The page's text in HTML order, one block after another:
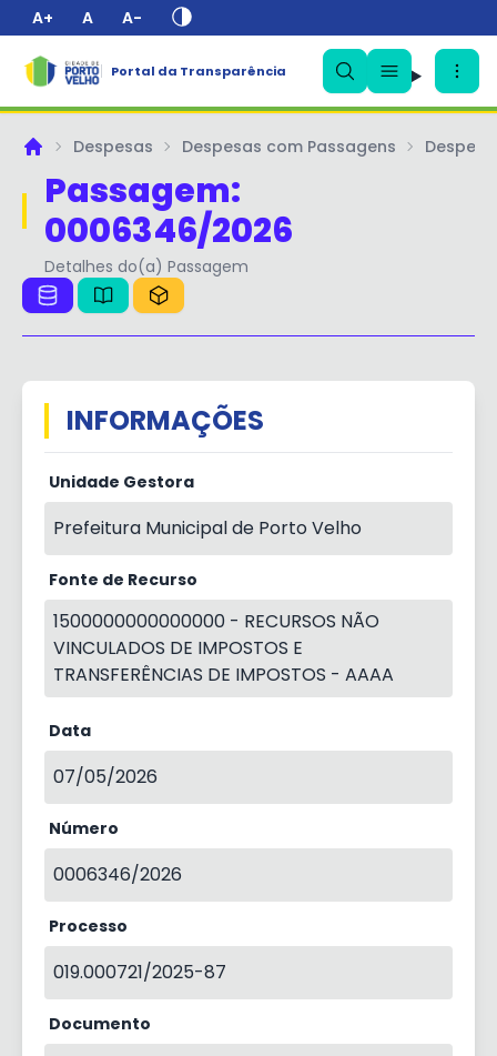
A+ A A-
Portal da Transparência
PrincipalDespesas Despesas com Passagens
Passagem:
0006346/2026
Detalhes do(a) Passagem
INFORMAÇÕES
Unidade Gestora
Prefeitura Municipal de Porto Velho
Fonte de Recurso
1500000000000000 - RECURSOS NÃO
VINCULADOS DE IMPOSTOS E
TRANSFERÊNCIAS DE IMPOSTOS - AAAA
Data
07/05/2026
Número
0006346/2026
Processo
019.000721/2025-87
Documento
✕